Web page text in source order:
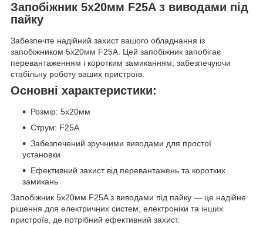
Запобіжник 5x20мм F25A з виводами під
пайку
Забезпечте надійний захист вашого обладнання із
запобіжником 5x20мм F25A. Цей запобіжник запобігає
перевантаженням і коротким замиканням, забезпечуючи
стабільну роботу ваших пристроїв.
Основні характеристики:
Розмір: 5x20мм
Струм: F25A
Забезпечений зручними виводами для простої
установки
Ефективний захист від перевантажень та коротких
замикань
Запобіжник 5x20мм F25A з виводами під пайку — це надійне
рішення для електричних систем, електроніки та інших
пристроїв, де потрібний ефективний захист.